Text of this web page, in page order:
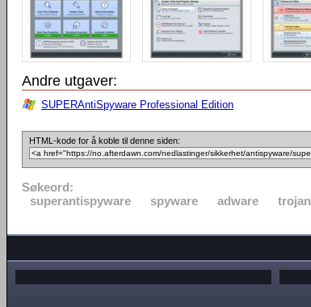
Andre utgaver:
SUPERAntiSpyware Professional Edition
HTML-kode for å koble til denne siden:
Søkeord:
superantispyware
spyware adware trojan